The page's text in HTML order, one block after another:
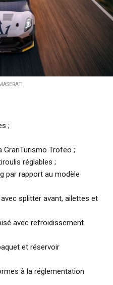
;
GranTurismo Trofeo ;
réglables ;
par rapport au modèle
splitter avant, ailettes et
avec refroidissement
et réservoir
à la réglementation